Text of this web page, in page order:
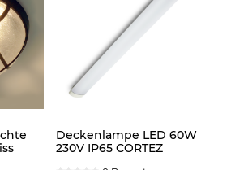
Deckenlampe LED 60W
230V IP65 CORTEZ